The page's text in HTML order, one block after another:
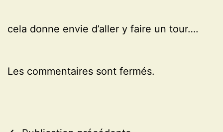
cela donne envie d’aller y faire un tour….
Les commentaires sont fermés.